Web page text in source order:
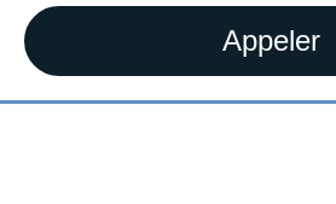
Appeler